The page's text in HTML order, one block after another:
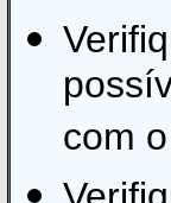
com